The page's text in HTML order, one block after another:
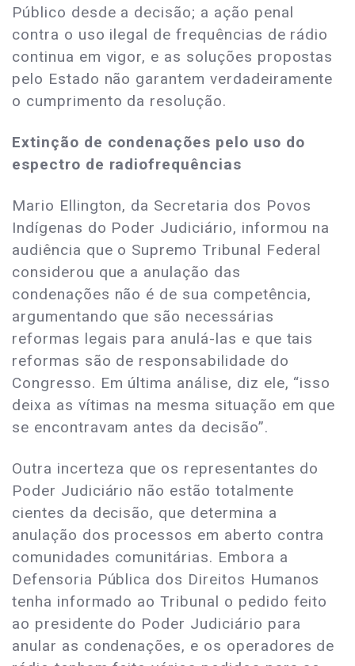
Público desde a decisão; a ação penal
contra o uso ilegal de frequências de rádio
continua em vigor, e as soluções propostas
pelo Estado não garantem verdadeiramente
o cumprimento da resolução.
Extinção de condenações pelo uso do
espectro de radiofrequências
Mario Ellington, da Secretaria dos Povos
Indígenas do Poder Judiciário, informou na
audiência que o Supremo Tribunal Federal
considerou que a anulação das
condenações não é de sua competência,
argumentando que são necessárias
reformas legais para anulá-las e que tais
reformas são de responsabilidade do
Congresso. Em última análise, diz ele, “isso
deixa as vítimas na mesma situação em que
se encontravam antes da decisão”.
Outra incerteza que os representantes do
Poder Judiciário não estão totalmente
cientes da decisão, que determina a
anulação dos processos em aberto contra
comunidades comunitárias. Embora a
Defensoria Pública dos Direitos Humanos
tenha informado ao Tribunal o pedido feito
ao presidente do Poder Judiciário para
anular as condenações, e os operadores de